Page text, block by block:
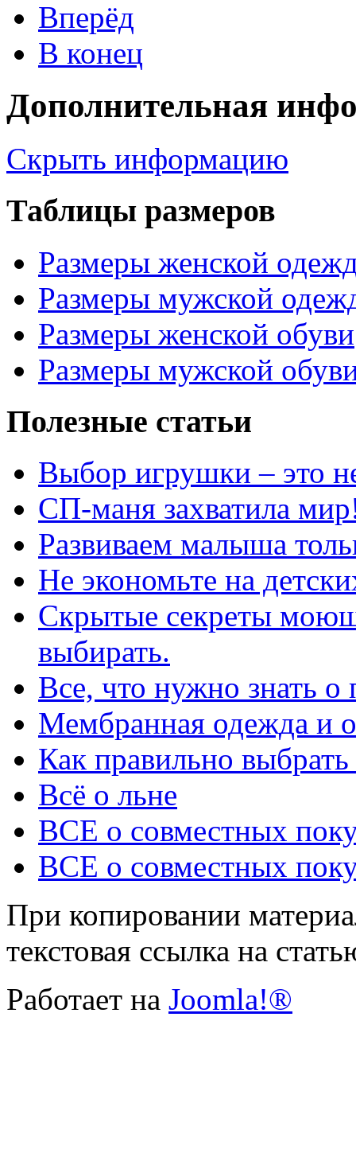
Вперёд
В конец
Дополнительная
Скрыть информацию
Таблицы размеров
Размеры женской
Размеры мужской
Размеры женской обуви
Размеры мужской
Полезные статьи
Выбор игрушки – это
СП-маня захватила
Развиваем малыша
Не экономьте на
Скрытые секреты
выбирать.
Все, что нужно знать о
Мембранная одежда и
Как правильно
Всё о льне
ВСЕ о совместных
ВСЕ о совместных
При копировании
текстовая ссылка на
Работает на Joomla!®